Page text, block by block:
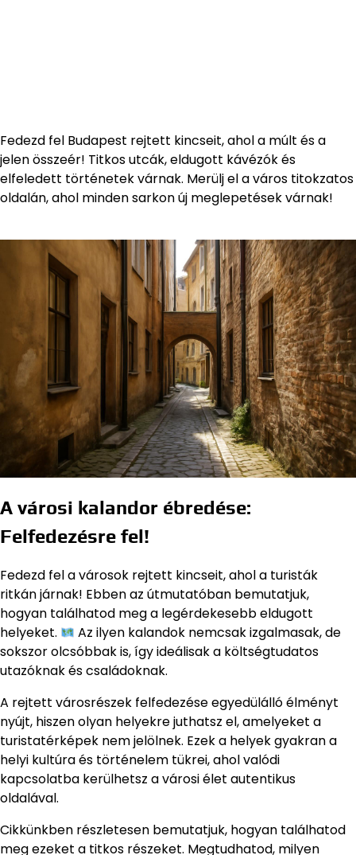
Fedezd fel Budapest rejtett kincseit, ahol a múlt és a
jelen összeér! Titkos utcák, eldugott kávézók és
elfeledett történetek várnak. Merülj el a város titokzatos
oldalán, ahol minden sarkon új meglepetések várnak!
A városi kalandor ébredése:
Felfedezésre fel!
Fedezd fel a városok rejtett kincseit, ahol a turisták
ritkán járnak! Ebben az útmutatóban bemutatjuk,
hogyan találhatod meg a legérdekesebb eldugott
helyeket.
Az ilyen kalandok nemcsak izgalmasak, de
sokszor olcsóbbak is, így ideálisak a költségtudatos
utazóknak és családoknak.
A rejtett városrészek felfedezése egyedülálló élményt
nyújt, hiszen olyan helyekre juthatsz el, amelyeket a
turistatérképek nem jelölnek. Ezek a helyek gyakran a
helyi kultúra és történelem tükrei, ahol valódi
kapcsolatba kerülhetsz a városi élet autentikus
oldalával.
Cikkünkben részletesen bemutatjuk, hogyan találhatod
meg ezeket a titkos részeket. Megtudhatod, milyen